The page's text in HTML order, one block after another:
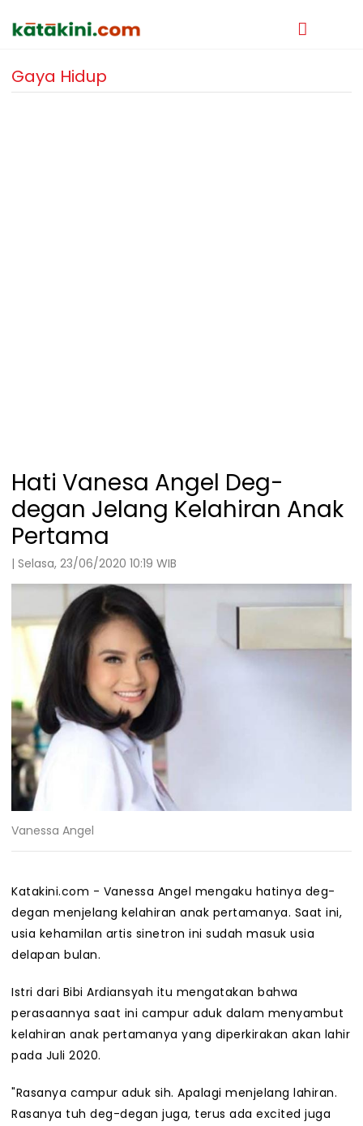
Gaya Hidup
Hati Vanesa Angel Deg-
degan Jelang Kelahiran Anak
Pertama
| Selasa, 23/06/2020 10:19 WIB
Vanessa Angel
Katakini.com - Vanessa Angel mengaku hatinya deg-
degan menjelang kelahiran anak pertamanya. Saat ini,
usia kehamilan artis sinetron ini sudah masuk usia
delapan bulan.
Istri dari Bibi Ardiansyah itu mengatakan bahwa
perasaannya saat ini campur aduk dalam menyambut
kelahiran anak pertamanya yang diperkirakan akan lahir
pada Juli 2020.
"Rasanya campur aduk sih. Apalagi menjelang lahiran.
Rasanya tuh deg-degan juga, terus ada excited juga